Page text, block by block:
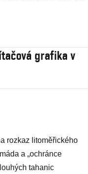
grafika v
rozkaz litoměřického
a „ochránce
tahanic